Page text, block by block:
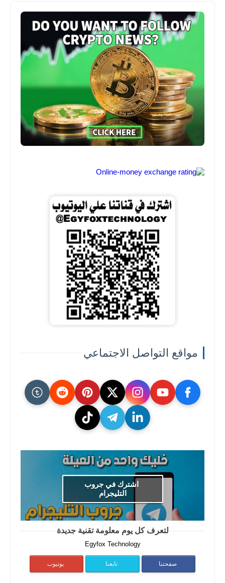
مواقع التواصل الاجتماعي
اشترك في جروب
التليجرام
لتعرف كل يوم معلومة تقنية جديدة
Egyfox Technology
صفحتنا تابعنا يوتيوب